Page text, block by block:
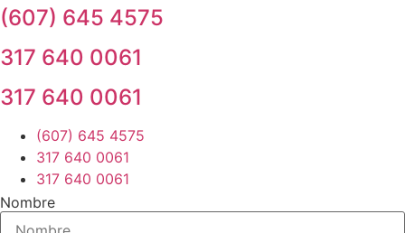
(607) 645 4575
317 640 0061
317 640 0061
(607) 645 4575
317 640 0061
317 640 0061
Nombre